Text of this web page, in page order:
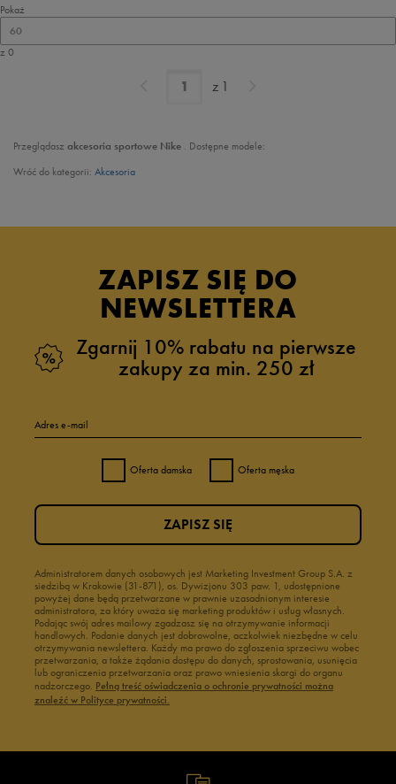
Pokaż
60
z 0
z 1
Przeglądasz akcesoria sportowe Nike . Dostępne modele:
Wróć do kategorii: Akcesoria
ZAPISZ SIĘ DO
NEWSLETTERA
Zgarnij 10% rabatu na pierwsze
zakupy za min. 250 zł
Adres e-mail
Oferta damska Oferta męska
Administratorem danych osobowych jest Marketing Investment Group S.A. z
siedzibą w Krakowie (31-871), os. Dywizjonu 303 paw. 1, udostępnione
powyżej dane będą przetwarzane w prawnie uzasadnionym interesie
administratora, za który uważa się marketing produktów i usług własnych.
Podając swój adres mailowy zgadzasz się na otrzymywanie informacji
handlowych. Podanie danych jest dobrowolne, aczkolwiek niezbędne w celu
otrzymywania newslettera. Każdy ma prawo do zgłoszenia sprzeciwu wobec
przetwarzania, a także żądania dostępu do danych, sprostowania, usunięcia
lub ograniczenia przetwarzania oraz prawo wniesienia skargi do organu
nadzorczego. Pełną treść oświadczenia o ochronie prywatności można
znaleźć w Polityce prywatności.
ZAPISZ SIĘ